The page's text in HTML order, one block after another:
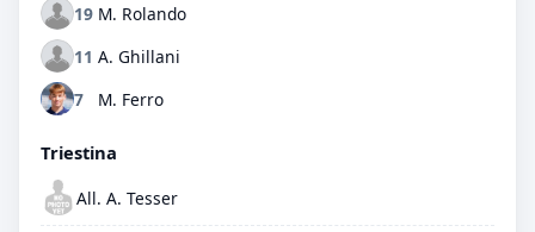
19 M. Rolando
11 A. Ghillani
7
M. Ferro
Triestina
All. A. Tesser